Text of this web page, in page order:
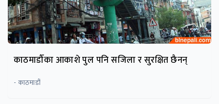
काठमाडौँका आकाशे पुल पनि सजिला र सुरक्षित छैनन्
- काठमाडौं